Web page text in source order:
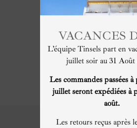
VACANCES
L’équipe Tinsels part en
juillet soir au 31
Les commandes passées
juillet seront expédiées à
août.
Les retours reçus après